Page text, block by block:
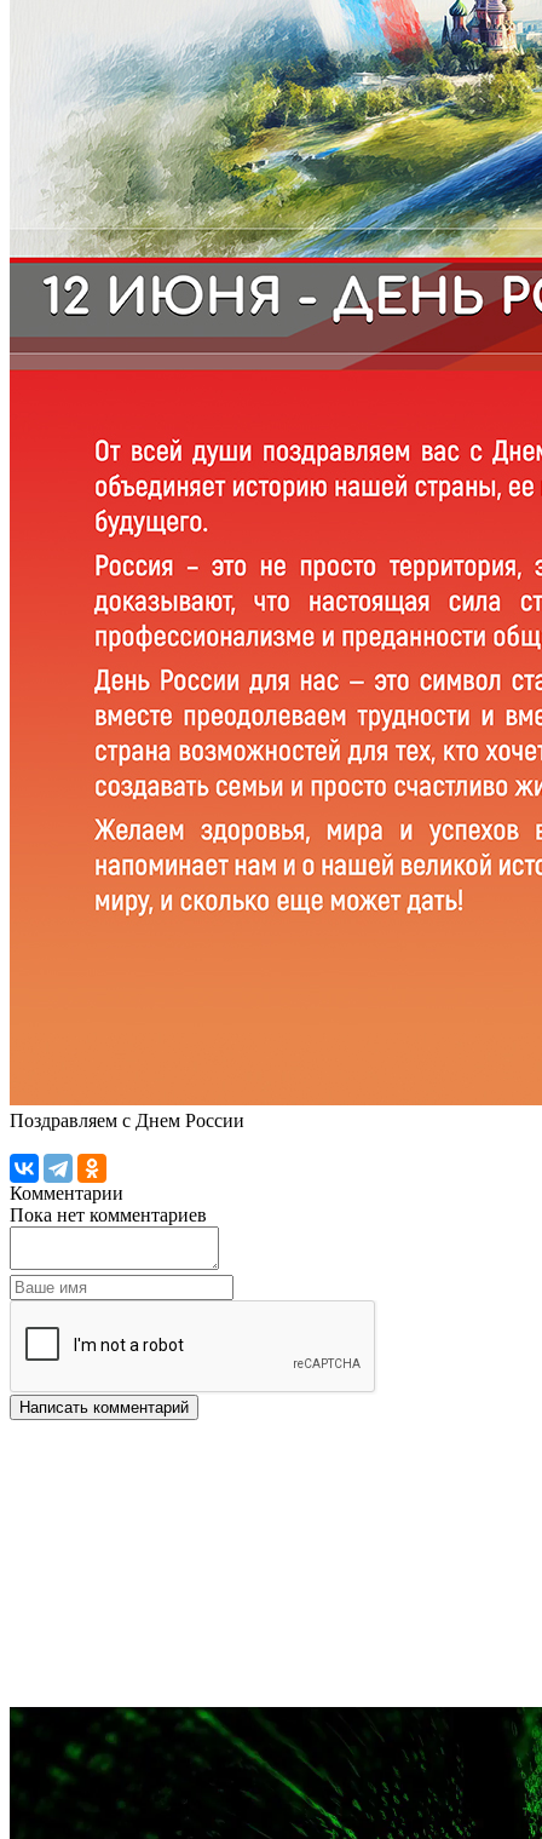
Поздравляем с Днем России
Комментарии
Пока нет комментариев
Написать комментарий